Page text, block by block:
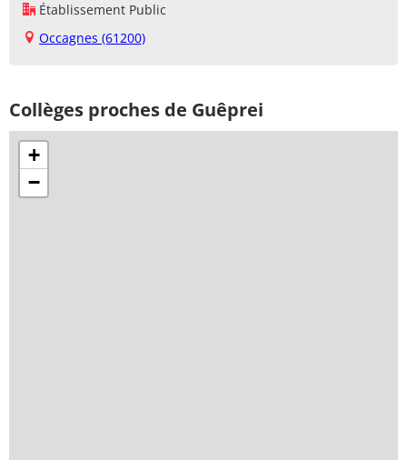
Établissement Public
Occagnes (61200)
Collèges proches de Guêprei
+
−